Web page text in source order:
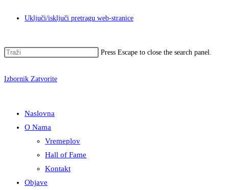
Uključi/isključi pretragu web-stranice
Press Escape to close the search panel.
Izbornik Zatvorite
Naslovna
O Nama
Vremeplov
Hall of Fame
Kontakt
Objave